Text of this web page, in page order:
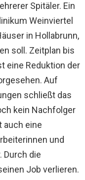
Spitäler. Ein
Weinviertel
in Hollabrunn,
soll. Zeitplan bis
eine Reduktion der
Auf
schließt das
kein Nachfolger
auch eine
und
Durch die
Job verlieren.